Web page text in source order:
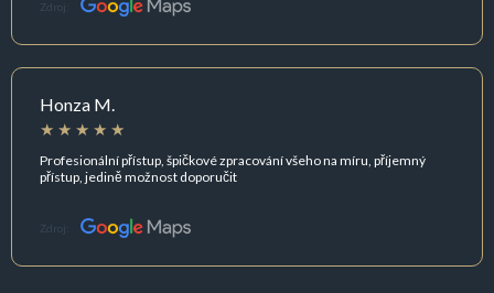
Zdroj:
Honza M.
Profesionální přístup, špičkové zpracování všeho na míru, příjemný
přístup, jedině možnost doporučit
Zdroj: